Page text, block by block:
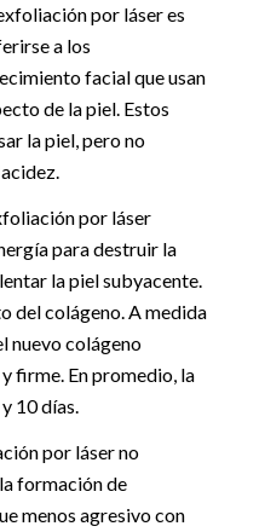
por láser es
a los
facial que usan
de la piel. Estos
la piel, pero no
por láser
para destruir la
la piel subyacente.
del colágeno. A medida
nuevo colágeno
firme. En promedio, la
10 días.
por láser no
formación de
menos agresivo con